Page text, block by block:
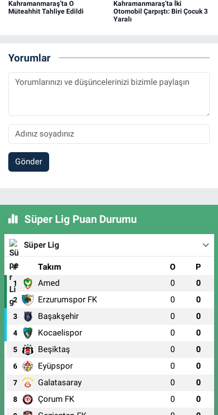
Kahramanmaraş’ta O
Müteahhit Tahliye Edildi
Kahramanmaraş’ta İki
Otomobil Çarpıştı: Biri Çocuk 3
Yaralı
Yorumlar
Gönder
Süper Lig Puan Durumu
Süper Lig
# Takım O P
1 Amed 0 0
2 Erzurumspor FK 0 0
3 Başakşehir 0 0
4 Kocaelispor 0 0
5 Beşiktaş 0 0
6 Eyüpspor 0 0
7 Galatasaray 0 0
8 Çorum FK 0 0